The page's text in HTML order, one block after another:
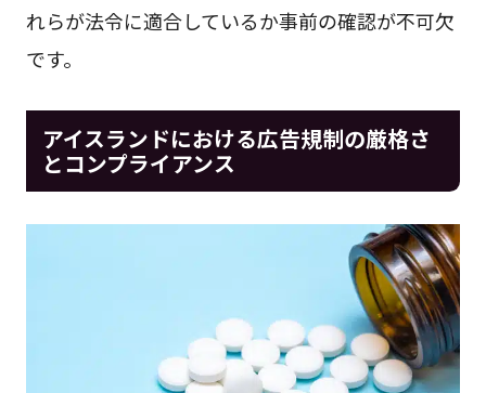
れらが法令に適合しているか事前の確認が不可欠
です。
アイスランドにおける広告規制の厳格さ
とコンプライアンス